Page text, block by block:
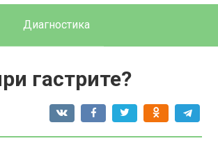
Диагностика
гастрите?